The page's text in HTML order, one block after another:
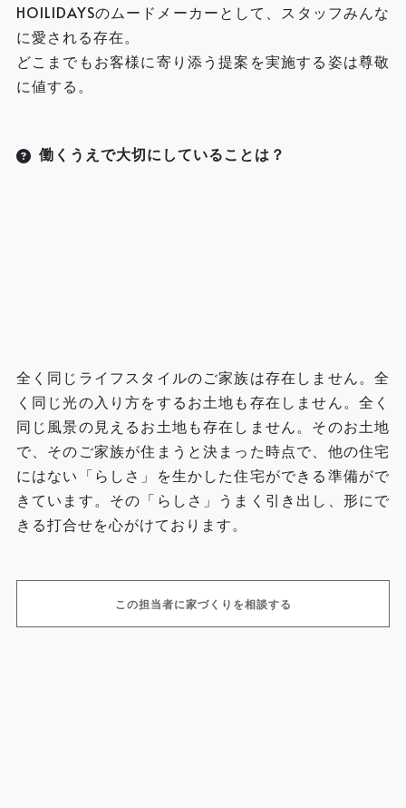
HOILIDAYSのムードメーカーとして、スタッフみんな
に愛される存在。
どこまでもお客様に寄り添う提案を実施する姿は尊敬
に値する。
働くうえで大切にしていることは？
全く同じライフスタイルのご家族は存在しません。全
く同じ光の入り方をするお土地も存在しません。全く
同じ風景の見えるお土地も存在しません。そのお土地
で、そのご家族が住まうと決まった時点で、他の住宅
にはない「らしさ」を生かした住宅ができる準備がで
きています。その「らしさ」うまく引き出し、形にで
きる打合せを心がけております。
この担当者に家づくりを相談する